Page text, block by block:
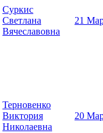
Суркис
Светлана
Вячеславовна
21
Терновенко
Виктория
Николаевна
20